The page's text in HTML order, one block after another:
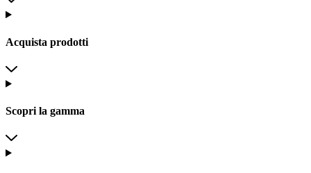
Acquista prodotti
Scopri la gamma